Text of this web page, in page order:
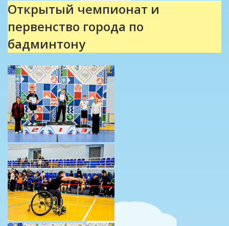
Открытый чемпионат и
первенство города по
бадминтону